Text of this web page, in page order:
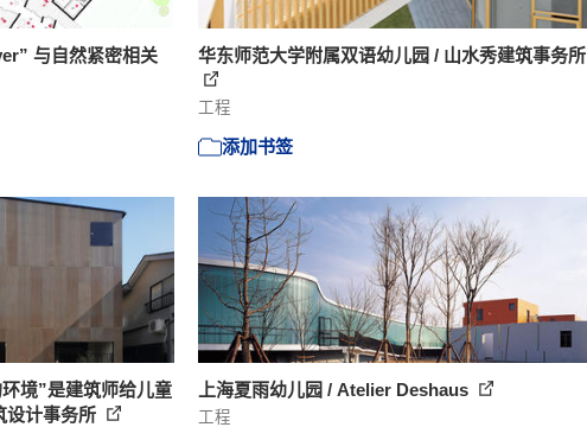
与自然紧密相关
华东师范大学附属双语幼儿园 / 山水秀建筑事务所
工程
添加书签
境”是建筑师给儿童
设计事务所
上海夏雨幼儿园 / Atelier Deshaus
工程